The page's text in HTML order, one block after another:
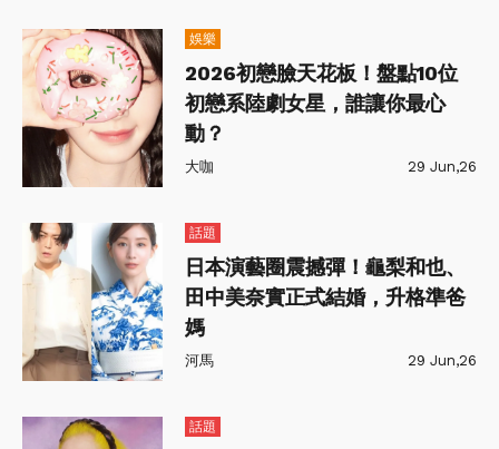
娛樂
2026初戀臉天花板！盤點10位
初戀系陸劇女星，誰讓你最心
動？
大咖 29 Jun,26
話題
日本演藝圈震撼彈！龜梨和也、
田中美奈實正式結婚，升格準爸
媽
河馬 29 Jun,26
話題